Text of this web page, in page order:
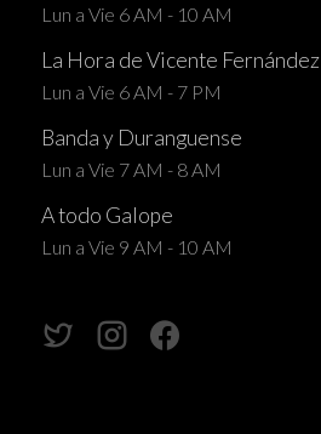
Lun a Vie 6 AM - 10 AM
La Hora de Vicente Fernández
Lun a Vie 6 AM - 7 PM
Banda y Duranguense
Lun a Vie 7 AM - 8 AM
A todo Galope
Lun a Vie 9 AM - 10 AM